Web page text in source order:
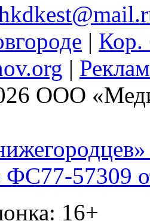
| Кор.
|
ООО
57309
16+